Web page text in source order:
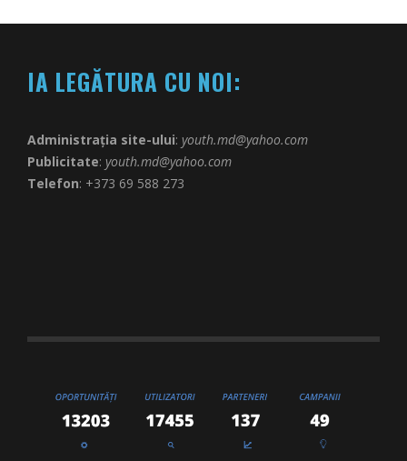
IA LEGĂTURA CU NOI:
Administrația site-ului: youth.md@yahoo.com
Publicitate: youth.md@yahoo.com
Telefon: +373 69 588 273